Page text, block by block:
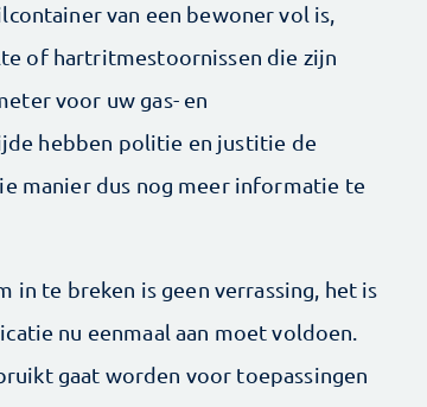
van een bewoner vol is,
of hartritmestoornissen die zijn
voor uw gas- en
hebben politie en justitie de
manier dus nog meer informatie te
in te breken is geen verrassing, het is
nu eenmaal aan moet voldoen.
gaat worden voor toepassingen